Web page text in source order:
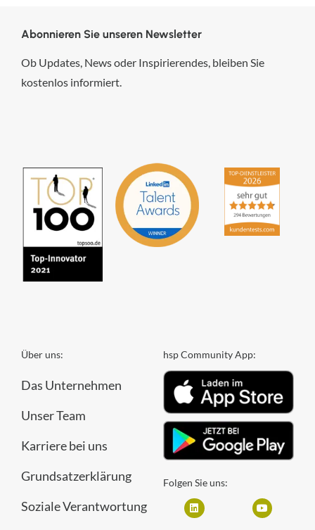
Abonnieren Sie unseren Newsletter
Ob Updates, News oder Inspirierendes, bleiben Sie
kostenlos informiert.
Über uns:
Das Unternehmen
Unser Team
Karriere bei uns
Grundsatzerklärung
Soziale Verantwortung
hsp Community App:
Folgen Sie uns: